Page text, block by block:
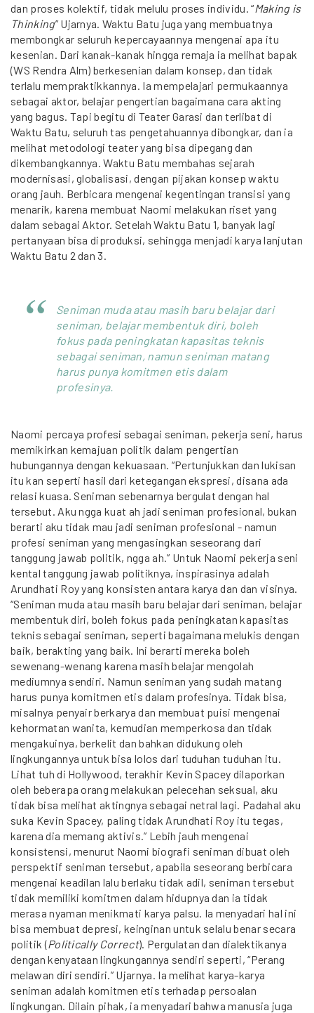
dan proses kolektif, tidak melulu proses individu. “Making is
Thinking” Ujarnya. Waktu Batu juga yang membuatnya
membongkar seluruh kepercayaannya mengenai apa itu
kesenian. Dari kanak-kanak hingga remaja ia melihat bapak
(WS Rendra Alm) berkesenian dalam konsep, dan tidak
terlalu mempraktikkannya. Ia mempelajari permukaannya
sebagai aktor, belajar pengertian bagaimana cara akting
yang bagus. Tapi begitu di Teater Garasi dan terlibat di
Waktu Batu, seluruh tas pengetahuannya dibongkar, dan ia
melihat metodologi teater yang bisa dipegang dan
dikembangkannya. Waktu Batu membahas sejarah
modernisasi, globalisasi, dengan pijakan konsep waktu
orang jauh. Berbicara mengenai kegentingan transisi yang
menarik, karena membuat Naomi melakukan riset yang
dalam sebagai Aktor. Setelah Waktu Batu 1, banyak lagi
pertanyaan bisa diproduksi, sehingga menjadi karya lanjutan
Waktu Batu 2 dan 3.
Seniman muda atau masih baru belajar dari
seniman, belajar membentuk diri, boleh
fokus pada peningkatan kapasitas teknis
sebagai seniman, namun seniman matang
harus punya komitmen etis dalam
profesinya.
Naomi percaya profesi sebagai seniman, pekerja seni, harus
memikirkan kemajuan politik dalam pengertian
hubungannya dengan kekuasaan. “Pertunjukkan dan lukisan
itu kan seperti hasil dari ketegangan ekspresi, disana ada
relasi kuasa. Seniman sebenarnya bergulat dengan hal
tersebut. Aku ngga kuat ah jadi seniman profesional, bukan
berarti aku tidak mau jadi seniman profesional - namun
profesi seniman yang mengasingkan seseorang dari
tanggung jawab politik, ngga ah.” Untuk Naomi pekerja seni
kental tanggung jawab politiknya, inspirasinya adalah
Arundhati Roy yang konsisten antara karya dan dan visinya.
“Seniman muda atau masih baru belajar dari seniman, belajar
membentuk diri, boleh fokus pada peningkatan kapasitas
teknis sebagai seniman, seperti bagaimana melukis dengan
baik, berakting yang baik. Ini berarti mereka boleh
sewenang-wenang karena masih belajar mengolah
mediumnya sendiri. Namun seniman yang sudah matang
harus punya komitmen etis dalam profesinya. Tidak bisa,
misalnya penyair berkarya dan membuat puisi mengenai
kehormatan wanita, kemudian memperkosa dan tidak
mengakuinya, berkelit dan bahkan didukung oleh
lingkungannya untuk bisa lolos dari tuduhan tuduhan itu.
Lihat tuh di Hollywood, terakhir Kevin Spacey dilaporkan
oleh beberapa orang melakukan pelecehan seksual, aku
tidak bisa melihat aktingnya sebagai netral lagi. Padahal aku
suka Kevin Spacey, paling tidak Arundhati Roy itu tegas,
karena dia memang aktivis.” Lebih jauh mengenai
konsistensi, menurut Naomi biografi seniman dibuat oleh
perspektif seniman tersebut, apabila seseorang berbicara
mengenai keadilan lalu berlaku tidak adil, seniman tersebut
tidak memiliki komitmen dalam hidupnya dan ia tidak
merasa nyaman menikmati karya palsu. Ia menyadari hal ini
bisa membuat depresi, keinginan untuk selalu benar secara
politik (Politically Correct). Pergulatan dan dialektikanya
dengan kenyataan lingkungannya sendiri seperti, “Perang
melawan diri sendiri.” Ujarnya. Ia melihat karya-karya
seniman adalah komitmen etis terhadap persoalan
lingkungan. Dilain pihak, ia menyadari bahwa manusia juga